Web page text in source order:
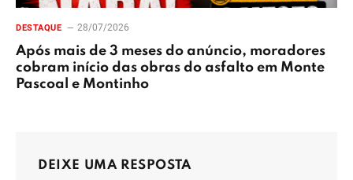
DESTAQUE 28/07/2026
Após mais de 3 meses do anúncio, moradores
cobram início das obras do asfalto em Monte
Pascoal e Montinho
DEIXE UMA RESPOSTA